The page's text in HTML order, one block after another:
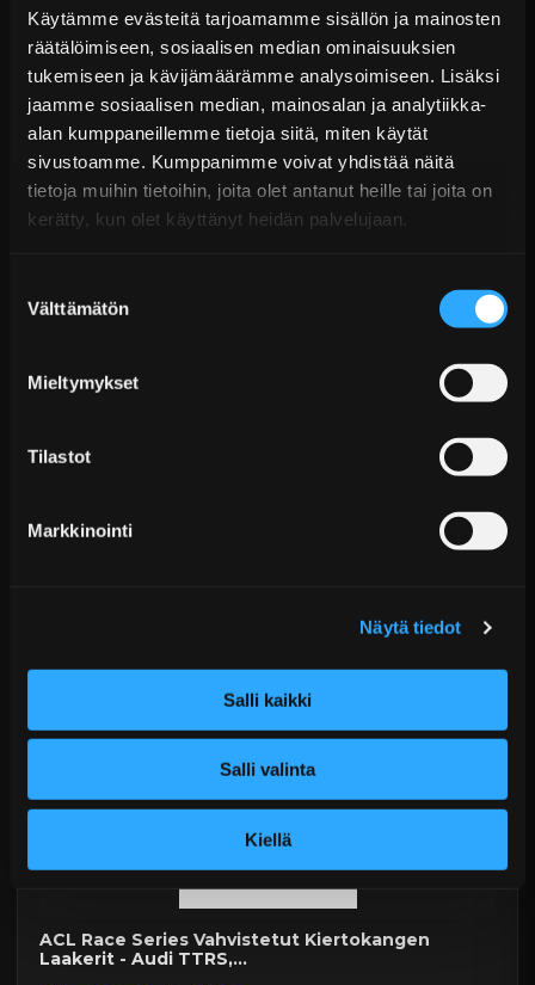
Käytämme evästeitä tarjoamamme sisällön ja mainosten
räätälöimiseen, sosiaalisen median ominaisuuksien
tukemiseen ja kävijämäärämme analysoimiseen. Lisäksi
jaamme sosiaalisen median, mainosalan ja analytiikka-
alan kumppaneillemme tietoja siitä, miten käytät
sivustoamme. Kumppanimme voivat yhdistää näitä
tietoja muihin tietoihin, joita olet antanut heille tai joita on
kerätty, kun olet käyttänyt heidän palvelujaan.
valinta
Välttämätön
Mieltymykset
Tilastot
Markkinointi
Näytä tiedot
Salli kaikki
Salli valinta
Kiellä
ACL Race Series Vahvistetut Kiertokangen
Laakerit - Chrysler &...
Alk. €58,99 sis. ALV
Toimitus arviolta 20 arkipäivää (jälkitoimitus)
Lisää Ostoskoriin
Laakerit - BMW V10 ...
ACL Race Series Vahvistetut Kiertokangen
Laakerit - Audi TTRS,...